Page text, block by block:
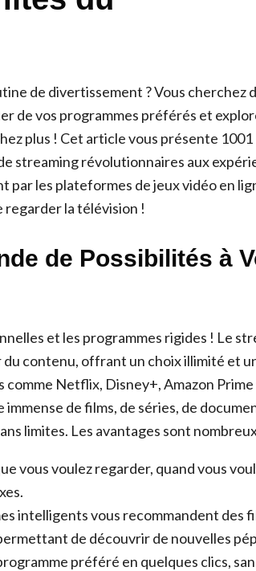
de divertissement ? Vous cherchez
de vos programmes préférés et
plus ! Cet article vous présente 1001
streaming révolutionnaires aux
par les plateformes de jeux vidéo en
la télévision !
de Possibilités à
et les programmes rigides ! Le
contenu, offrant un choix illimité et
Netflix, Disney+, Amazon
immense de films, de séries, de
limites. Les avantages sont
vous voulez regarder, quand vous
intelligents vous recommandent des
de découvrir de nouvelles
préféré en quelques clics,